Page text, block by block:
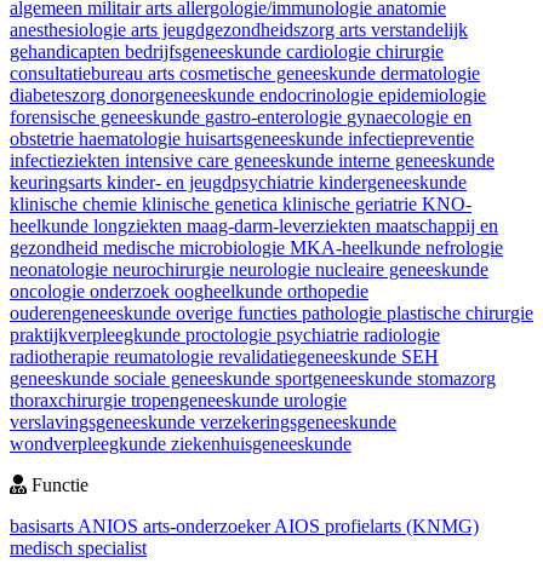
algemeen militair arts allergologie/immunologie anatomie
anesthesiologie arts jeugdgezondheidszorg arts verstandelijk
gehandicapten bedrijfsgeneeskunde cardiologie chirurgie
consultatiebureau arts cosmetische geneeskunde dermatologie
diabeteszorg donorgeneeskunde endocrinologie epidemiologie
forensische geneeskunde gastro-enterologie gynaecologie en
obstetrie haematologie huisartsgeneeskunde infectiepreventie
infectieziekten intensive care geneeskunde interne geneeskunde
keuringsarts kinder- en jeugdpsychiatrie kindergeneeskunde
klinische chemie klinische genetica klinische geriatrie KNO-
heelkunde longziekten maag-darm-leverziekten maatschappij en
gezondheid medische microbiologie MKA-heelkunde nefrologie
neonatologie neurochirurgie neurologie nucleaire geneeskunde
oncologie onderzoek oogheelkunde orthopedie
ouderengeneeskunde overige functies pathologie plastische chirurgie
praktijkverpleegkunde proctologie psychiatrie radiologie
radiotherapie reumatologie revalidatiegeneeskunde SEH
geneeskunde sociale geneeskunde sportgeneeskunde stomazorg
thoraxchirurgie tropengeneeskunde urologie
verslavingsgeneeskunde verzekeringsgeneeskunde
wondverpleegkunde ziekenhuisgeneeskunde
Functie
basisarts ANIOS arts-onderzoekerAIOS profielarts (KNMG)
medisch specialist